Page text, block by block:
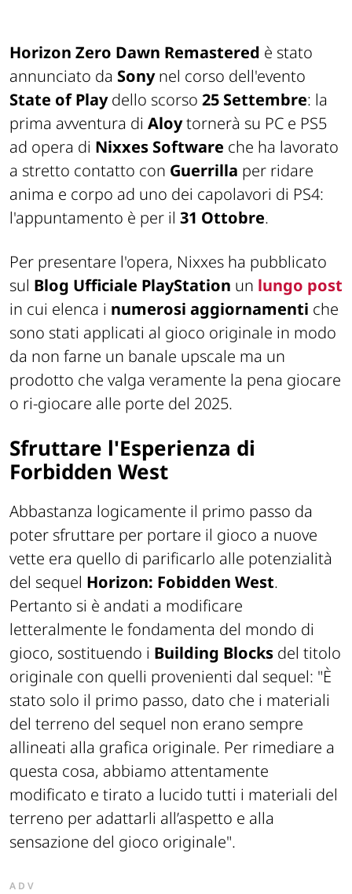
Horizon Zero Dawn Remastered è stato
annunciato da Sonynel corso dell'evento
State of Playdello scorso 25 Settembre: la
prima avventura di Aloytornerà su PC e PS5
ad opera di Nixxes Software che ha lavorato
a stretto contatto con Guerrilla per ridare
anima e corpo ad uno dei capolavori di PS4:
l'appuntamento è per il 31 Ottobre.
Per presentare l'opera, Nixxes ha pubblicato
sul Blog Ufficiale PlayStation un lungo post
in cui elenca i numerosi aggiornamenti che
sono stati applicati al gioco originale in modo
da non farne un banale upscale ma un
prodotto che valga veramente la pena giocare
o ri-giocare alle porte del 2025.
Sfruttare l'Esperienza di
Forbidden West
Abbastanza logicamente il primo passo da
poter sfruttare per portare il gioco a nuove
vette era quello di parificarlo alle potenzialità
del sequel Horizon: Fobidden West.
Pertanto si è andati a modificare
letteralmente le fondamenta del mondo di
gioco, sostituendo i Building Blocks del titolo
originale con quelli provenienti dal sequel: "È
stato solo il primo passo, dato che i materiali
del terreno del sequel non erano sempre
allineati alla grafica originale. Per rimediare a
questa cosa, abbiamo attentamente
modificato e tirato a lucido tutti i materiali del
terreno per adattarli all’aspetto e alla
sensazione del gioco originale".
ADV